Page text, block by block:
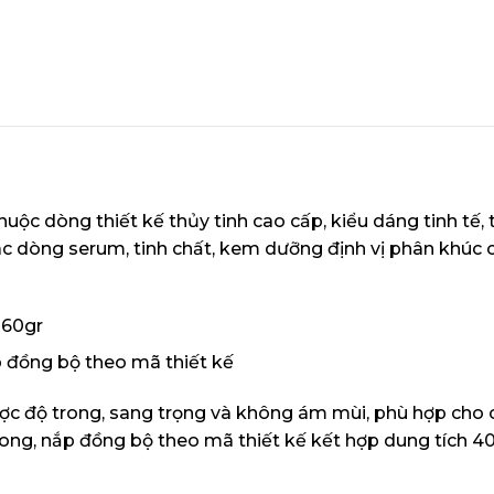
dòng thiết kế thủy tinh cao cấp, kiểu dáng tinh tế,
dòng serum, tinh chất, kem dưỡng định vị phân khúc
bộ theo mã thiết kế
độ trong, sang trọng và không ám mùi, phù hợp
nắp đồng bộ theo mã thiết kế kết hợp dung tích